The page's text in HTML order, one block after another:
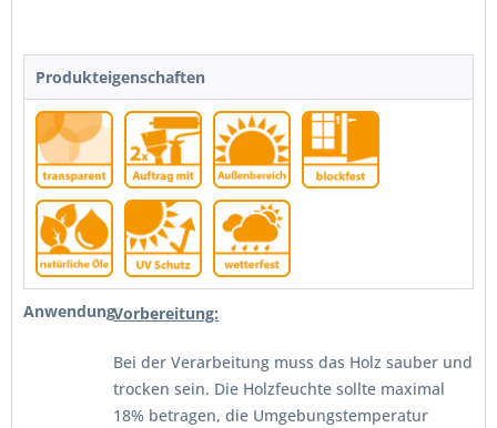
Produkteigenschaften
AnwendungVorbereitung:
Bei der Verarbeitung muss das Holz sauber und
trocken sein. Die Holzfeuchte sollte maximal
18% betragen, die Umgebungstemperatur